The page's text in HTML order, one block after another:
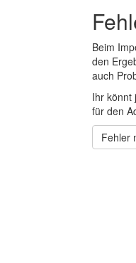
Beim
den
auch
Ihr könnt
für den
Fehler